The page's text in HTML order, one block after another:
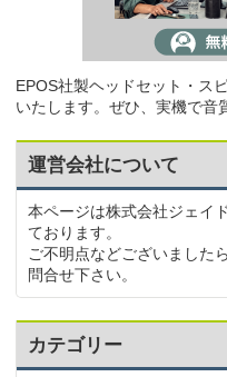
EPOS社製ヘッドセット・ス
いたします。ぜひ、実機で音
運営会社について
本ページは株式会社ジェイ
ております。
ご不明点などございました
問合せ下さい。
カテゴリー